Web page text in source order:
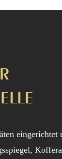
eingerichtet